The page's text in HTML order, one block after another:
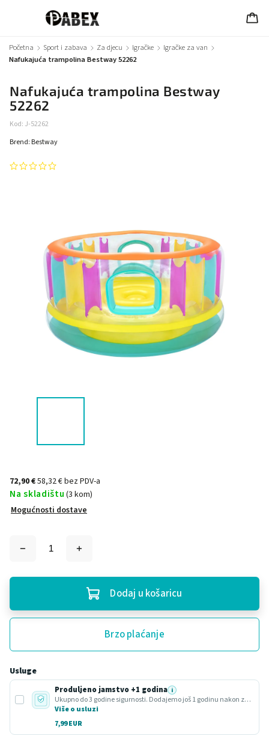
Početna / Sport i zabava / Za djecu / Igračke / Igračke za van /
Nafukajuća trampolina Bestway 52262
Nafukajuća trampolina Bestway
52262
Kod: J-52262
Brend: Bestway
72,90 €58,32 € bez PDV-a
Na skladištu (3 kom)
Mogućnosti dostave
Dodaj u košaricu
Brzo plaćanje
Usluge
Produljeno jamstvo +1 godina i
Ukupno do 3 godine sigurnosti. Dodajemo još 1 godinu nakon zakonskog roka.
Više o usluzi
7,99 EUR